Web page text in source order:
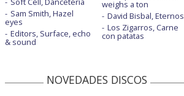
Sam Smith, Hazel
eyes
Editors, Surface, echo
& sound
weighs a ton
David Bisbal, Eternos
Los Zigarros, Carne
con patatas
NOVEDADES DISCOS